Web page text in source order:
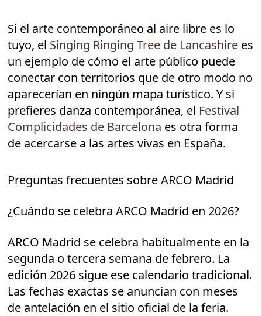
Si el arte contemporáneo al aire libre es lo
tuyo, el Singing Ringing Tree de Lancashire es
un ejemplo de cómo el arte público puede
conectar con territorios que de otro modo no
aparecerían en ningún mapa turístico. Y si
prefieres danza contemporánea, el Festival
Complicidades de Barcelona es otra forma
de acercarse a las artes vivas en España.
Preguntas frecuentes sobre ARCO Madrid
¿Cuándo se celebra ARCO Madrid en 2026?
ARCO Madrid se celebra habitualmente en la
segunda o tercera semana de febrero. La
edición 2026 sigue ese calendario tradicional.
Las fechas exactas se anuncian con meses
de antelación en el sitio oficial de la feria.